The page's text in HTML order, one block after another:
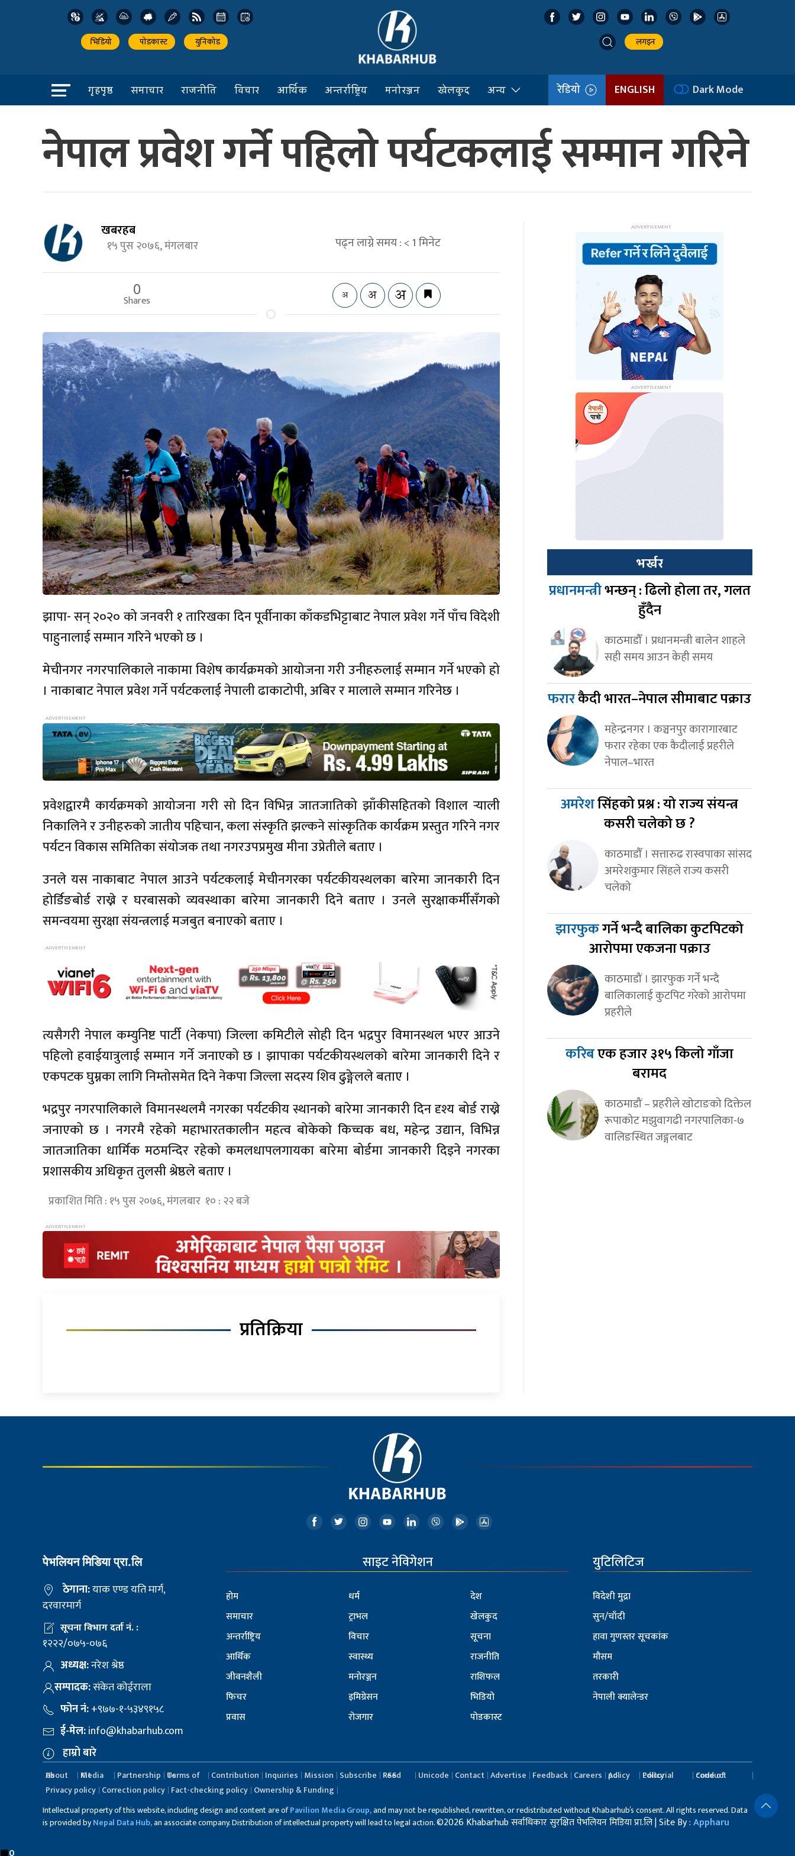
भिडियो पोडकास्ट युनिकोड लगइन
गृहपृष्ठ समाचार राजनीति विचार आर्थिक अन्तर्राष्ट्रिय मनोरञ्जन खेलकुद अन्य रेडियो ENGLISH Dark Mode
नेपाल प्रवेश गर्ने पहिलो पर्यटकलाई सम्मान गरिने
खबरहब
१५ पुस २०७६, मंगलबार पढ्न लाग्ने समय :< 1मिनेट
0
Shares
झापा- सन् २०२० को जनवरी १ तारिखका दिन पूर्वीनाका काँकडभिट्टाबाट नेपाल प्रवेश गर्ने पाँच विदेशी
पाहुनालाई सम्मान गरिने भएको छ ।
मेचीनगर नगरपालिकाले नाकामा विशेष कार्यक्रमको आयोजना गरी उनीहरुलाई सम्मान गर्ने भएको हो
। नाकाबाट नेपाल प्रवेश गर्ने पर्यटकलाई नेपाली ढाकाटोपी, अबिर र मालाले सम्मान गरिनेछ ।
प्रवेशद्वारमै कार्यक्रमको आयोजना गरी सो दिन विभिन्न जातजातिको झाँकीसहितको विशाल र्‍याली
निकालिने र उनीहरुको जातीय पहिचान, कला संस्कृति झल्कने सांस्कृतिक कार्यक्रम प्रस्तुत गरिने नगर
पर्यटन विकास समितिका संयोजक तथा नगरउपप्रमुख मीना उप्रेतीले बताए ।
उनले यस नाकाबाट नेपाल आउने पर्यटकलाई मेचीनगरका पर्यटकीयस्थलका बारेमा जानकारी दिन
होर्डिङबोर्ड राख्ने र घरबासको व्यवस्थाका बारेमा जानकारी दिने बताए । उनले सुरक्षाकर्मीसँगको
समन्वयमा सुरक्षा संयन्त्रलाई मजबुत बनाएको बताए ।
त्यसैगरी नेपाल कम्युनिष्ट पार्टी (नेकपा) जिल्ला कमिटीले सोही दिन भद्रपुर विमानस्थल भएर आउने
पहिलो हवाईयात्रुलाई सम्मान गर्ने जनाएको छ । झापाका पर्यटकीयस्थलको बारेमा जानकारी दिने र
एकपटक घुम्नका लागि निम्तोसमेत दिने नेकपा जिल्ला सदस्य शिव ढुङ्गेलले बताए ।
भद्रपुर नगरपालिकाले विमानस्थलमै नगरका पर्यटकीय स्थानको बारेमा जानकारी दिन दृश्य बोर्ड राख्ने
जनाएको छ । नगरमै रहेको महाभारतकालीन महत्व बोकेको किच्चक बध, महेन्द्र उद्यान, विभिन्न
जातजातिका धार्मिक मठमन्दिर रहेको कमलधापलगायका बारेमा बोर्डमा जानकारी दिइने नगरका
प्रशासकीय अधिकृत तुलसी श्रेष्ठले बताए ।
प्रकाशित मिति : १५ पुस २०७६, मंगलबार १० : २२ बजे
प्रतिक्रिया
भर्खर
प्रधानमन्त्रीभन्छन् : ढिलो होला तर, गलत
हुँदैन
काठमाडौँ । प्रधानमन्त्री बालेन शाहले
सही समय आउन केही समय
फरारकैदी भारत–नेपाल सीमाबाट पक्राउ
महेन्द्रनगर । कञ्चनपुर कारागारबाट
फरार रहेका एक कैदीलाई प्रहरीले
नेपाल–भारत
अमरेशसिंहको प्रश्न : यो राज्य संयन्त्र
कसरी चलेको छ ?
काठमाडौँ । सत्तारुढ रास्वपाका सांसद
अमरेशकुमार सिंहले राज्य कसरी
चलेको
झारफुकगर्ने भन्दै बालिका कुटपिटको
आरोपमा एकजना पक्राउ
काठमाडौं । झारफुक गर्ने भन्दै
बालिकालाई कुटपिट गरेको आरोपमा
प्रहरीले
करिबएक हजार ३१५ किलो गाँजा
बरामद
काठमाडौं – प्रहरीले खोटाङको दिक्तेल
रूपाकोट मझुवागढी नगरपालिका-७
वालिङस्थित जङ्गलबाट
पेभलियन मिडिया प्रा.लि
ठेगाना:याक एण्ड यति मार्ग,
दरवारमार्ग
सूचना विभाग दर्ता नं. :
१२२२/०७५-०७६
अध्यक्ष:नरेश श्रेष्ठ
सम्पादक:संकेत कोईराला
फोन नं:+९७७-१-५३४९१५८
ई-मेल:info@khabarhub.com
हाम्रो बारे
साइट नेविगेशन
होम
समाचार
अन्तर्राष्ट्रिय
आर्थिक
जीवनशैली
फिचर
प्रवास
धर्म
ट्राभल
विचार
स्वास्थ्य
मनोरञ्जन
इमिग्रेसन
रोजगार
देश
खेलकुद
सूचना
राजनीति
राशिफल
भिडियो
पोडकास्ट
युटिलिटिज
विदेशी मुद्रा
सुन/चाँदी
हावा गुणस्तर सूचकांक
मौसम
तरकारी
नेपाली क्यालेन्डर
About Us Media Kit Partnership Terms of Us Contribution Inquiries Mission Subscribe RSS Feed Unicode Contact Advertise Feedback Careers Ad policy Editorial Policy
Code of conduct
Privacy policy Correction policy Fact-checking policy Ownership & Funding
Intellectual property of this website, including design and content are ofPavilion Media Group,and may not be republished, rewritten, or redistributed without Khabarhub’s consent. All rights reserved. Data
is provided byNepal Data Hub,an associate company. Distribution of intellectual property will lead to legal action.©2026 Khabarhub सर्वाधिकार सुरक्षित पेभलियन मिडिया प्रा.लि | Site By :Appharu